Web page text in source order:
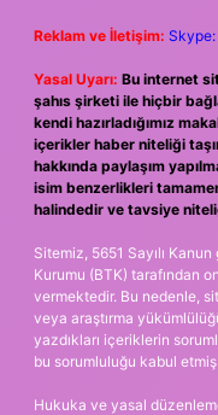
Reklam ve İletişim:
Yasal Uyarı: Bu internet
şahıs şirketi ile hiçbir
kendi hazırladığımız
içerikler haber niteliği
hakkında paylaşım
isim benzerlikleri
halindedir ve tavsiye
Sitemiz, 5651 Sayılı
Kurumu (BTK) tarafından
vermektedir. Bu nedenle,
veya araştırma
yazdıkları içeriklerin
bu sorumluluğu kabul etmiş
Hukuka ve yasal